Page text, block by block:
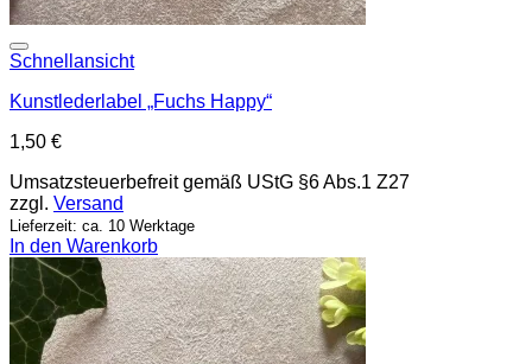
Schnellansicht
Kunstlederlabel „Fuchs Happy“
1,50 €
Umsatzsteuerbefreit gemäß UStG §6 Abs.1 Z27
zzgl. Versand
Lieferzeit: ca. 10 Werktage
In den Warenkorb